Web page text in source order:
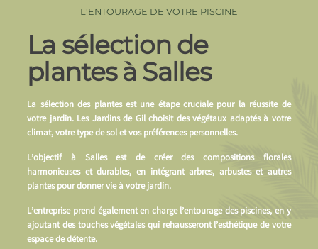
L'ENTOURAGE DE VOTRE PISCINE
La sélection de
plantes à Salles
La sélection des plantes est une étape cruciale pour la réussite de
votre jardin. Les Jardins de Gil choisit des végétaux adaptés à votre
climat, votre type de sol et vos préférences personnelles.
L’objectif à Salles est de créer des compositions florales
harmonieuses et durables, en intégrant arbres, arbustes et autres
plantes pour donner vie à votre jardin.
L’entreprise prend également en charge l’entourage des piscines, en y
ajoutant des touches végétales qui rehausseront l’esthétique de votre
espace de détente.